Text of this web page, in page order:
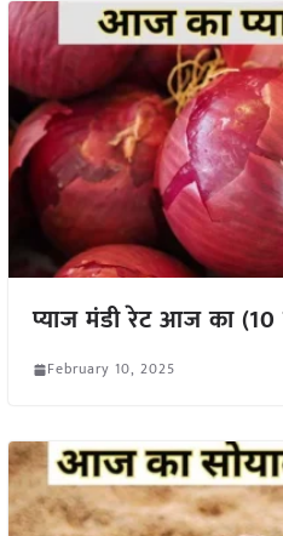
प्याज मंडी रेट आज का
February 10, 2025